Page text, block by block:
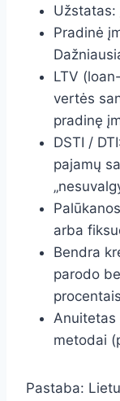
Užstatas:
Pradinė
LTV
vertės
pradinę
DSTI /
pajamų
arba
Bendra
parodo
Anuitetas
metodai
Pastaba: